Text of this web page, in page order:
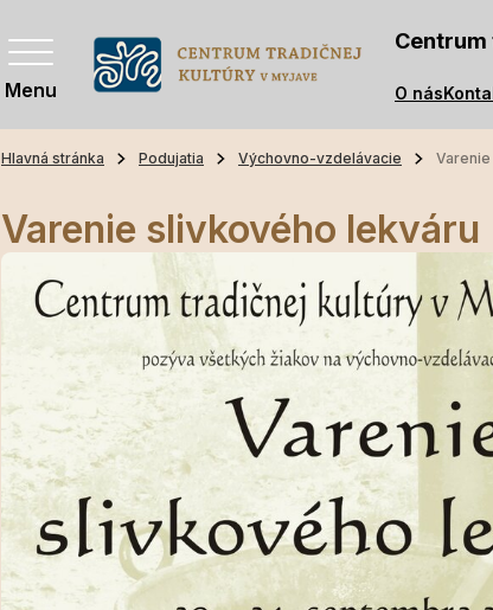
Menu O nás
Hlavná stránka Podujatia Výchovno-vzdelávacie
Varenie slivkového lekváru